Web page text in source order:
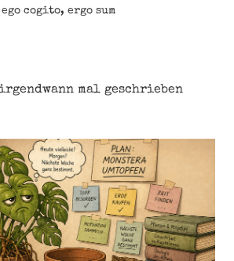
ego cogito, ergo sum
mal geschrieben